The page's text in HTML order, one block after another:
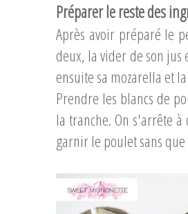
Préparer le reste des
Après avoir préparé le
deux, la vider de son
ensuite sa mozarella et
Prendre les blancs de
la tranche. On s'arrête
garnir le poulet sans